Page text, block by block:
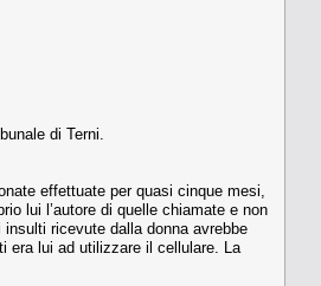
di Terni.
effettuate per quasi cin­que mesi,
lui l’autore di quelle chiamate e non
ricevute dalla donna avrebbe
era lui ad utilizza­re il cellulare. La